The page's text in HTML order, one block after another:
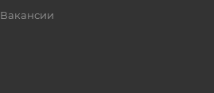
Вакансии